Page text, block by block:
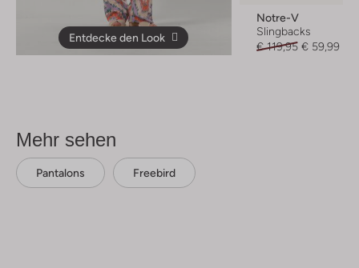
Entdecke den Look
Notre-V
Slingbacks
€ 119,95 € 59,99
Mehr sehen
Pantalons Freebird